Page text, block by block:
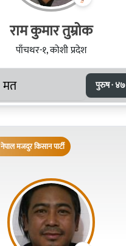
राम कुमार तुम्रोक
पाँचथर-१, कोशी प्रदेश
मत पुरुष · ४७
नेपाल मजदुर किसान पार्टी